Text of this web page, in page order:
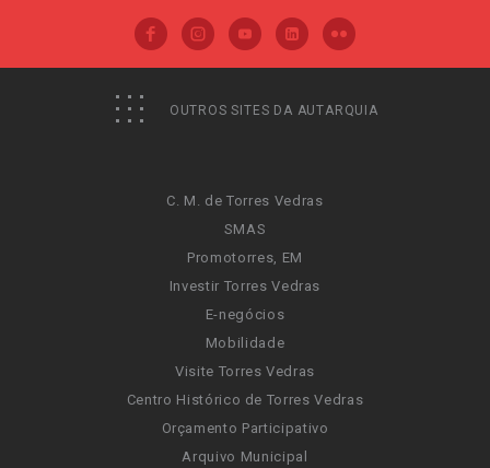
OUTROS SITES DA AUTARQUIA
C. M. de Torres Vedras
SMAS
Promotorres, EM
Investir Torres Vedras
E-negócios
Mobilidade
Visite Torres Vedras
Centro Histórico de Torres Vedras
Orçamento Participativo
Arquivo Municipal